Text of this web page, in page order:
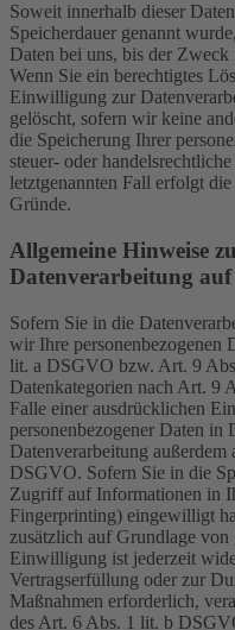
Soweit innerhalb dieser
Speicherdauer genannt
Daten bei uns, bis der
Wenn Sie ein berechtigtes
Einwilligung zur
gelöscht, sofern wir keine
die Speicherung Ihrer
steuer- oder
letztgenannten Fall erfolgt
Gründe.
Allgemeine Hinweise
Datenverarbeitung auf
Sofern Sie in die
wir Ihre personenbezogenen
lit. a DSGVO bzw. Art. 9
Datenkategorien nach Art. 9
Falle einer ausdrücklichen
personenbezogener Daten in
Datenverarbeitung
DSGVO. Sofern Sie in die
Zugriff auf Informationen in
Fingerprinting) eingewilligt
zusätzlich auf Grundlage
Einwilligung ist jederzeit
Vertragserfüllung oder zur
Maßnahmen erforderlich,
des Art. 6 Abs. 1 lit. b